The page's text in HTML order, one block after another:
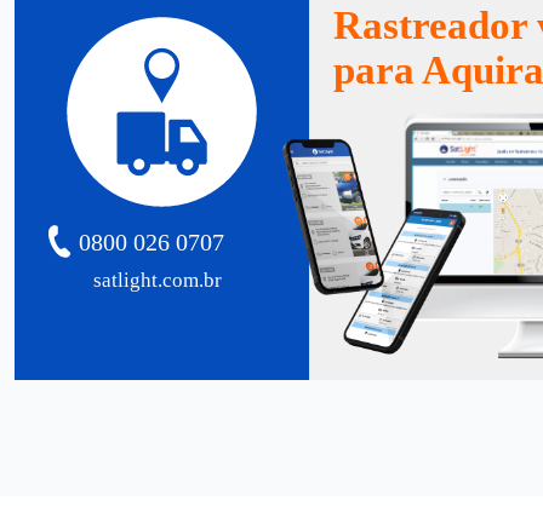
satlight.com.br
0800 026 0707
Rastreador
para